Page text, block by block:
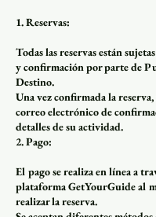
1. Reservas:
Todas las reservas están
y confirmación por parte de
Destino.
Una vez confirmada la
correo electrónico de
detalles de su actividad.
2. Pago:
El pago se realiza en línea a
plataforma GetYourGuide al
realizar la reserva.